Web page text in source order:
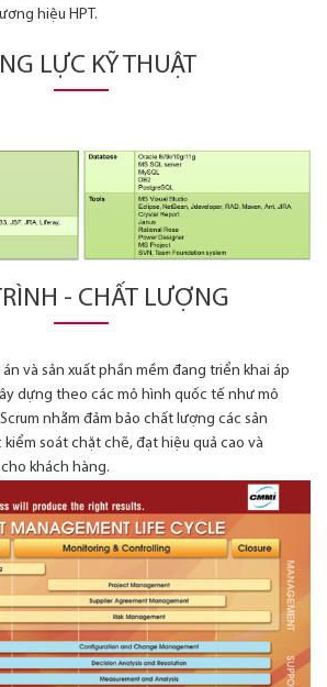
hiệu HPT.
LỰC KỸ THUẬT
- CHẤT LƯỢNG
và sản xuất phần mềm đang triển khai áp
dựng theo các mô hình quốc tế như mô
nhằm đảm bảo chất lượng các sản
soát chặt chẽ, đạt hiệu quả cao và
khách hàng.